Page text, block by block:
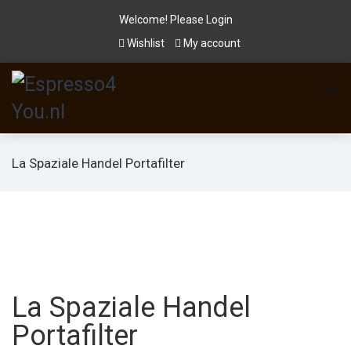
Welcome! Please
Login
Wishlist
My account
La Spaziale Handel Portafilter
La Spaziale Handel
Portafilter